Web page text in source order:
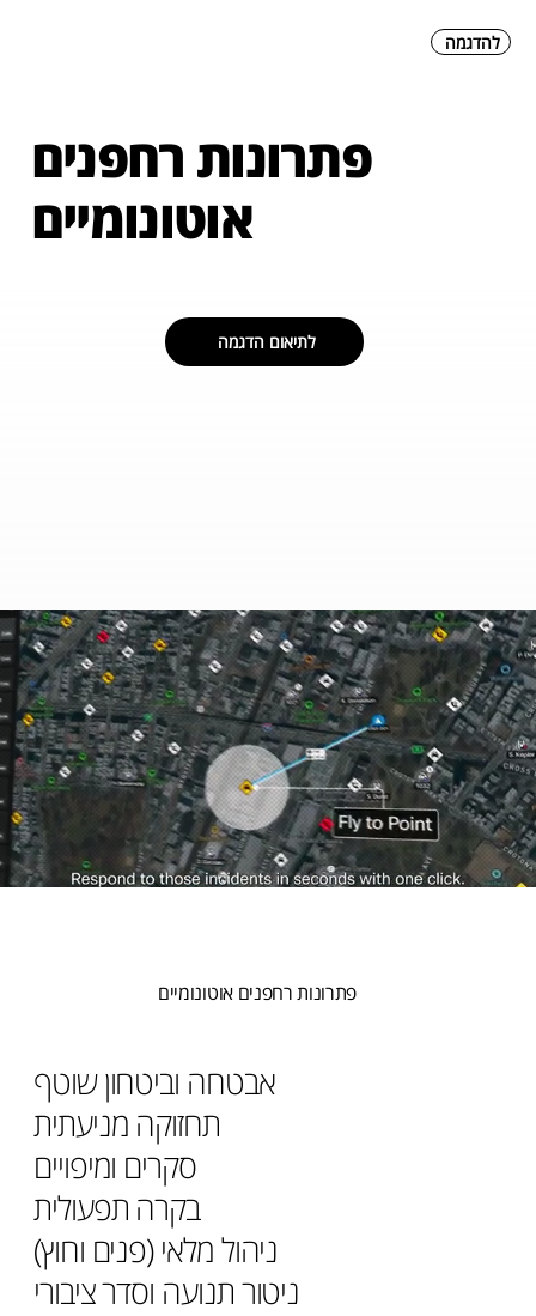
להדגמה
פתרונות רחפנים
אוטונומיים
לתיאום הדגמה
פתרונות רחפנים אוטונומיים
אבטחה וביטחון שוטף
תחזוקה מניעתית
סקרים ומיפויים
בקרה תפעולית
ניהול מלאי (פנים וחוץ)
ניטור תנועה וסדר ציבורי